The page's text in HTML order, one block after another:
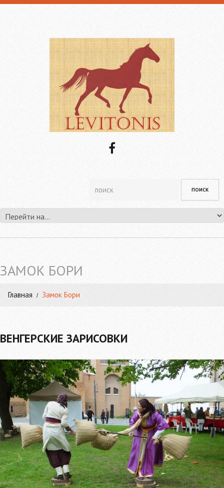
ЗАМОК БОРИ
Главная Замок Бори
ВЕНГЕРСКИЕ ЗАРИСОВКИ